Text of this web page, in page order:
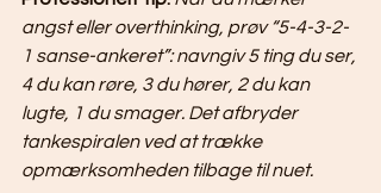
angst eller overthinking, prøv “5-4-3-2-
1 sanse-ankeret”: navngiv 5 ting du ser,
4 du kan røre, 3 du hører, 2 du kan
lugte, 1 du smager. Det afbryder
tankespiralen ved at trække
opmærksomheden tilbage til nuet.